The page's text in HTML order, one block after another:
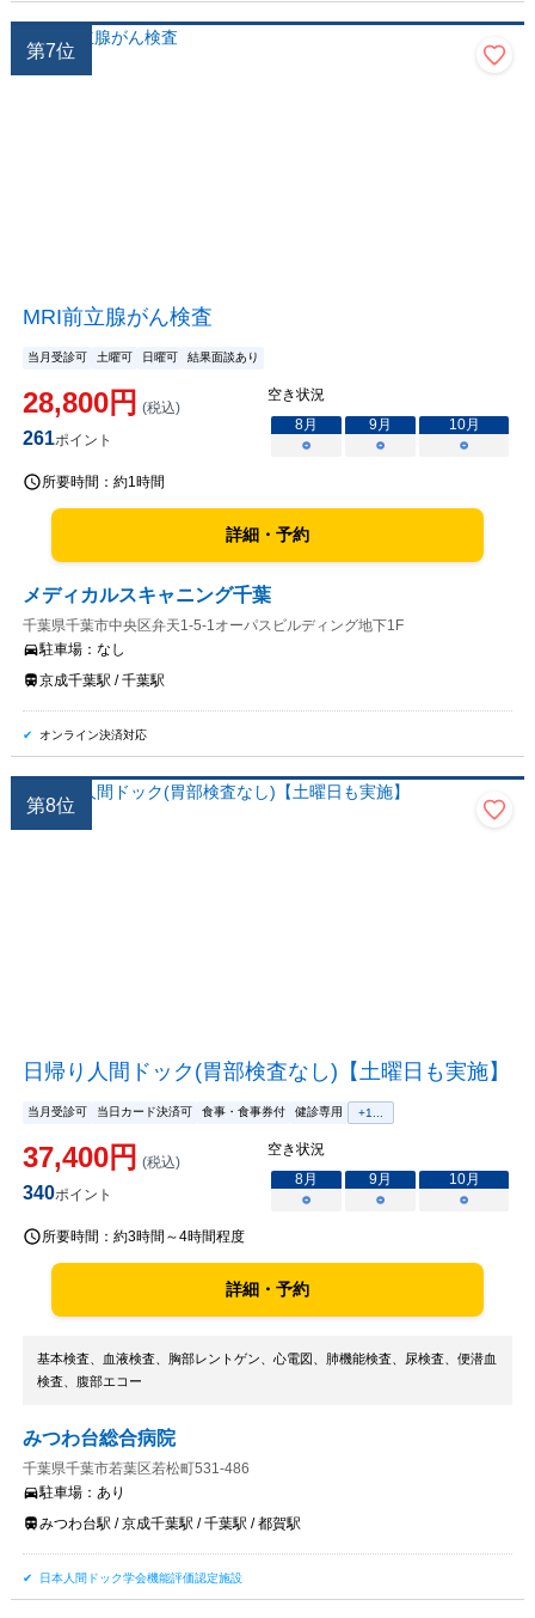
第7位
MRI前立腺がん検査
当月受診可 土曜可 日曜可 結果面談あり
28,800円 (税込)
261ポイント
空き状況
8月 9月 10月
○
○ ○
所要時間： 約1時間
詳細・予約
メディカルスキャニング千葉
千葉県千葉市中央区弁天1-5-1オーパスビルディング地下1F
駐車場： なし
京成千葉駅 / 千葉駅
オンライン決済対応
第8位
日帰り人間ドック(胃部検査なし)【土曜日も実施】
当月受診可 当日カード決済可 食事・食事券付 健診専用 +1...
37,400円 (税込)
340ポイント
空き状況
8月 9月 10月
○
○ ○
所要時間： 約3時間～4時間程度
詳細・予約
基本検査、血液検査、胸部レントゲン、心電図、肺機能検査、尿検査、便潜血
検査、腹部エコー
みつわ台総合病院
千葉県千葉市若葉区若松町531-486
駐車場： あり
みつわ台駅 / 京成千葉駅 / 千葉駅 / 都賀駅
日本人間ドック学会機能評価認定施設